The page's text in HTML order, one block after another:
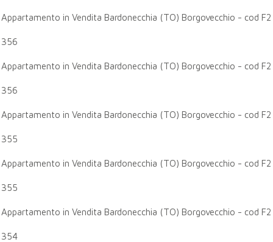
Appartamento in Vendita Bardonecchia (TO) Borgovecchio - cod F2
356
Appartamento in Vendita Bardonecchia (TO) Borgovecchio - cod F2
356
Appartamento in Vendita Bardonecchia (TO) Borgovecchio - cod F2
355
Appartamento in Vendita Bardonecchia (TO) Borgovecchio - cod F2
355
Appartamento in Vendita Bardonecchia (TO) Borgovecchio - cod F2
354